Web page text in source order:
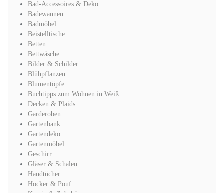
Bad-Accessoires & Deko
Badewannen
Badmöbel
Beistelltische
Betten
Bettwäsche
Bilder & Schilder
Blühpflanzen
Blumentöpfe
Buchtipps zum Wohnen in Weiß
Decken & Plaids
Garderoben
Gartenbank
Gartendeko
Gartenmöbel
Geschirr
Gläser & Schalen
Handtücher
Hocker & Pouf